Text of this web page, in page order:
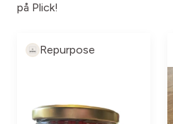
på Plick!
Repurpose